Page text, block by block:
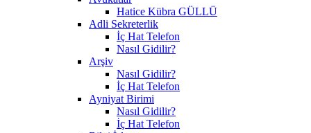
Hatice Kübra GÜLLÜ
Adli Sekreterlik
İç Hat Telefon
Nasıl Gidilir?
Arşiv
Nasıl Gidilir?
İç Hat Telefon
Ayniyat Birimi
Nasıl Gidilir?
İç Hat Telefon